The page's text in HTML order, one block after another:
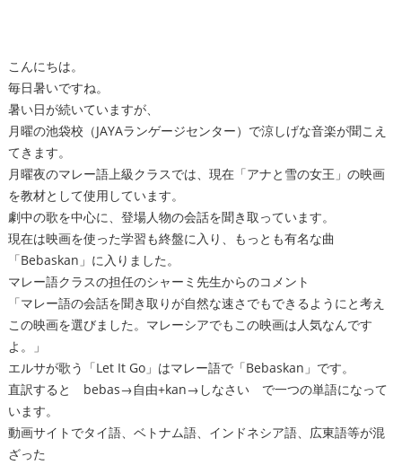
こんにちは。
毎日暑いですね。
暑い日が続いていますが、
月曜の池袋校（JAYAランゲージセンター）で涼しげな音楽が聞こえ
てきます。
月曜夜のマレー語上級クラスでは、現在「アナと雪の女王」の映画
を教材として使用しています。
劇中の歌を中心に、登場人物の会話を聞き取っています。
現在は映画を使った学習も終盤に入り、もっとも有名な曲
「Bebaskan」に入りました。
マレー語クラスの担任のシャーミ先生からのコメント
「マレー語の会話を聞き取りが自然な速さでもできるようにと考え
この映画を選びました。マレーシアでもこの映画は人気なんです
よ。」
エルサが歌う「Let It Go」はマレー語で「Bebaskan」です。
直訳すると bebas→自由+kan→しなさい で一つの単語になって
います。
動画サイトでタイ語、ベトナム語、インドネシア語、広東語等が混
ざった